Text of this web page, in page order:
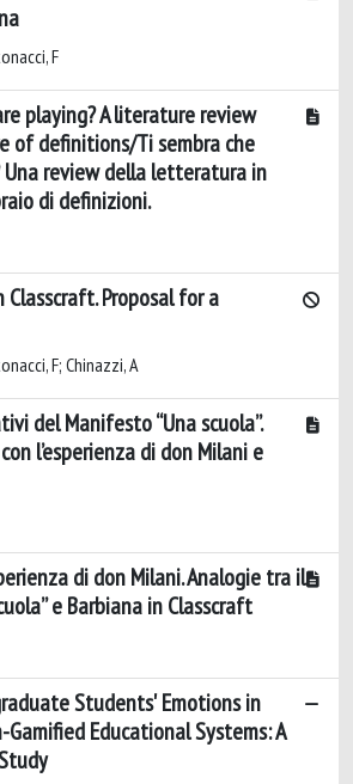
F
playing? A literature review
of definitions/Ti sembra che
review della letteratura in
di definizioni.
Proposal for a
F; Chinazzi, A
del Manifesto “Una scuola”.
l’esperienza di don Milani e
di don Milani. Analogie tra il
e Barbiana in Classcraft
Students' Emotions in
Educational Systems: A